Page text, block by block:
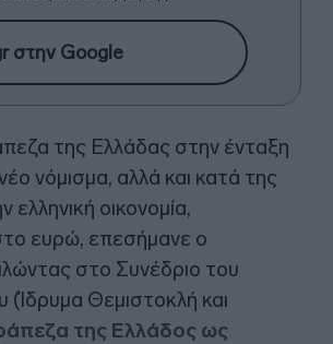
στην Google
της Ελλάδας στην ένταξη
νόμισμα, αλλά και κατά της
οικονομία,
ευρώ, επεσήμανε ο
στο Συνέδριο του
Θεμιστοκλή και
της Ελλάδος ως